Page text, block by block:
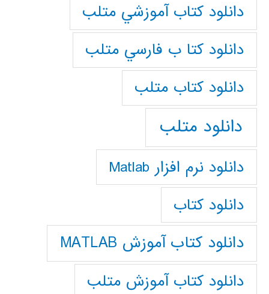
دانلود كتاب آموزشي متلب
دانلود كتا ب فارسي متلب
دانلود كتاب متلب
دانلود متلب
دانلود نرم افزار Matlab
دانلود کتاب
دانلود کتاب آموزش MATLAB
دانلود کتاب آموزش متلب